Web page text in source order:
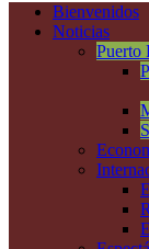
Bienvenidos
Noticias
Puerto